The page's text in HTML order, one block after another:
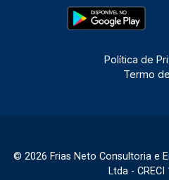
Política de
Termo
© 2026 Frias Neto Consultoria e
Ltda -